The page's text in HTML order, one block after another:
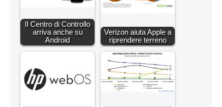
Il Centro di Controllo
arriva anche su
Android
Verizon aiuta Apple a
riprendere terreno